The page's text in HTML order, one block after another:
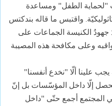
"لحماية الطفل" ومساعدة
واقتبس ما قاله بندكتس
الكنيسة الجماعات على
وعلى مكافحة هذه المصيبة
علينا ألّا "نخدع أنفسنا"
يحصل إلّا داخل المؤسّسات بل إنّ
المجتمع أجمع حتّى "داخل